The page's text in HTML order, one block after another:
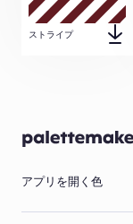
ストライプ
アプリを開く 色